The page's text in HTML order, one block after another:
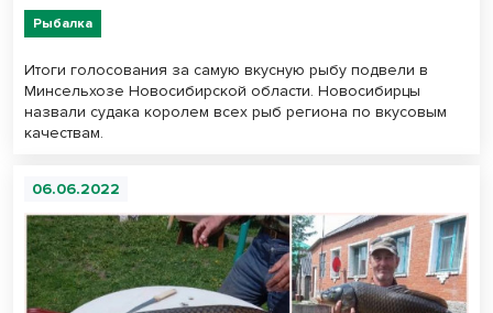
Рыбалка
Итоги голосования за самую вкусную рыбу подвели в
Минсельхозе Новосибирской области. Новосибирцы
назвали судака королем всех рыб региона по вкусовым
качествам.
06.06.2022